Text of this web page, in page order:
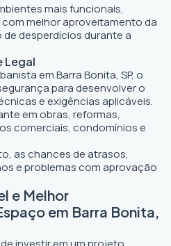
mais funcionais,
melhor aproveitamento da
desperdícios durante a
Legal
em Barra Bonita, SP, o
para desenvolver o
e exigências aplicáveis.
em obras, reformas,
comerciais, condomínios e
as chances de atrasos,
e problemas com aprovação
e Melhor
em Barra Bonita,